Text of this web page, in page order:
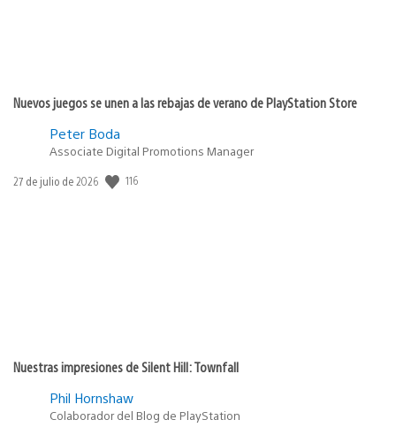
Nuevos juegos se unen a las rebajas de verano de PlayStation Store
Peter Boda
Associate Digital Promotions Manager
Fecha
27 de julio de 2026 116
Nuestras impresiones de Silent Hill: Townfall
Phil Hornshaw
Colaborador del Blog de PlayStation